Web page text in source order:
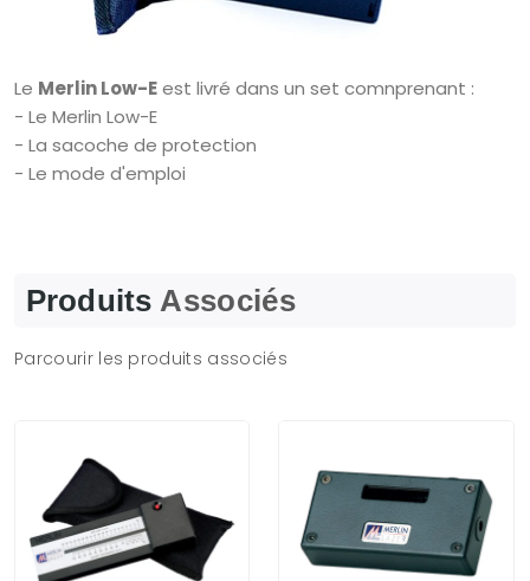
Le Merlin Low-Eest livré dans un set comnprenant :
- Le Merlin Low-E
- La sacoche de protection
- Le mode d'emploi
ProduitsAssociés
Parcourir les produits associés